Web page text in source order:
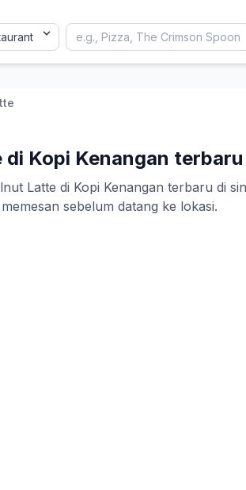
Kopi Kenangan terbaru
Latte di Kopi Kenangan terbaru di
sebelum datang ke lokasi.